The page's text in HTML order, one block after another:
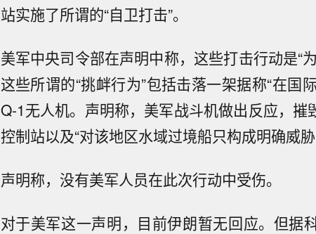
站实施了所谓的“自卫打击”。
美军中央司令部在声明中称，这些打击行动是
这些所谓的“挑衅行为”包括击落一架据称“在国
Q-1无人机。声明称，美军战斗机做出反应，摧
控制站以及“对该地区水域过境船只构成明确威胁
声明称，没有美军人员在此次行动中受伤。
对于美军这一声明，目前伊朗暂无回应。但据